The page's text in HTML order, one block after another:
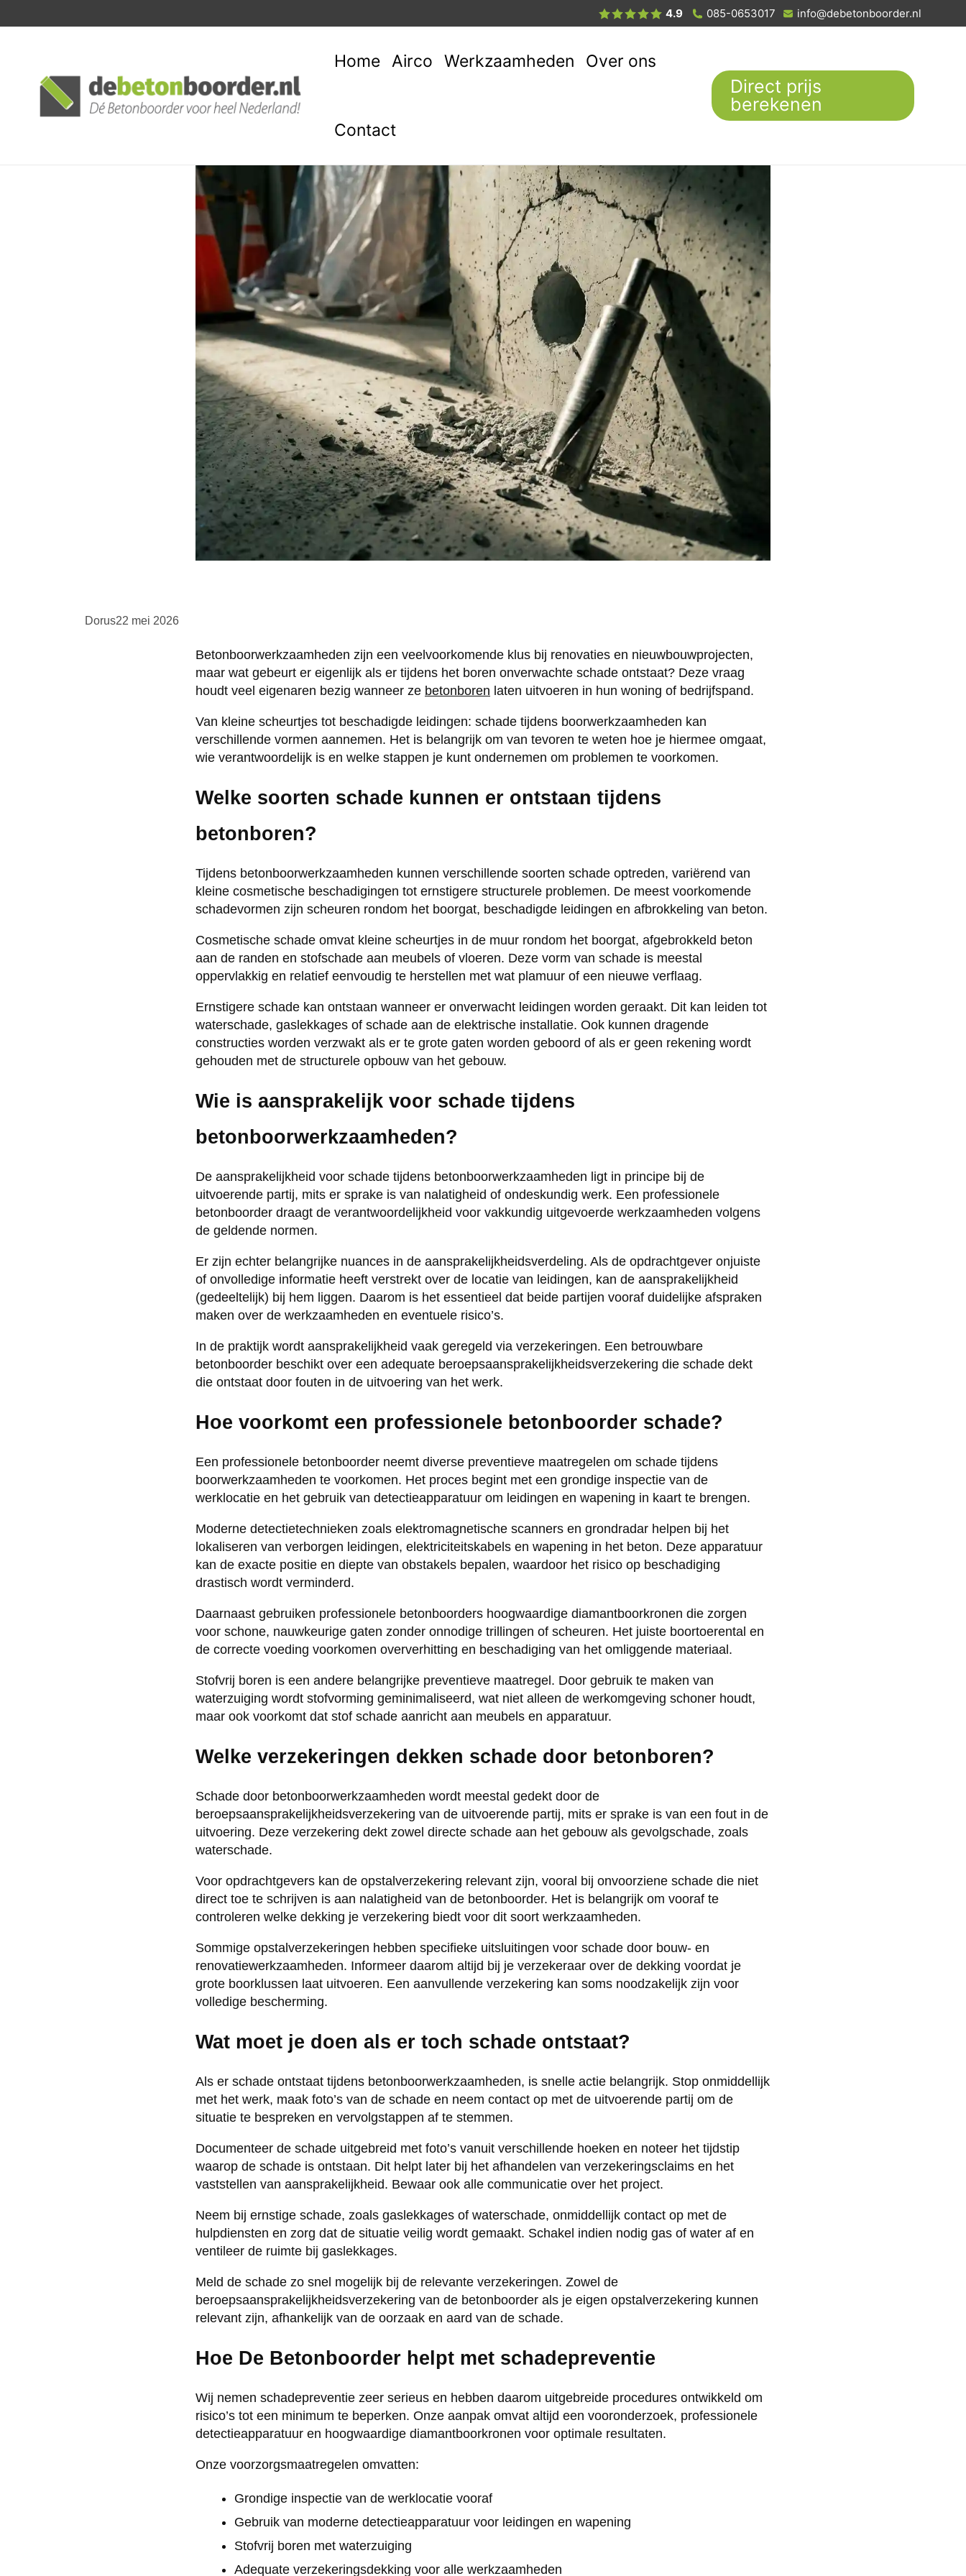
4.9 085-0653017 info@debetonboorder.nl
Home Airco Werkzaamheden Over ons
Contact
Direct prijs
berekenen
by:
Dorus22 mei 2026
Betonboorwerkzaamheden zijn een veelvoorkomende klus bij renovaties en nieuwbouwprojecten,
maar wat gebeurt er eigenlijk als er tijdens het boren onverwachte schade ontstaat? Deze vraag
houdt veel eigenaren bezig wanneer ze betonboren laten uitvoeren in hun woning of bedrijfspand.
Van kleine scheurtjes tot beschadigde leidingen: schade tijdens boorwerkzaamheden kan
verschillende vormen aannemen. Het is belangrijk om van tevoren te weten hoe je hiermee omgaat,
wie verantwoordelijk is en welke stappen je kunt ondernemen om problemen te voorkomen.
Welke soorten schade kunnen er ontstaan tijdens
betonboren?
Tijdens betonboorwerkzaamheden kunnen verschillende soorten schade optreden, variërend van
kleine cosmetische beschadigingen tot ernstigere structurele problemen. De meest voorkomende
schadevormen zijn scheuren rondom het boorgat, beschadigde leidingen en afbrokkeling van beton.
Cosmetische schade omvat kleine scheurtjes in de muur rondom het boorgat, afgebrokkeld beton
aan de randen en stofschade aan meubels of vloeren. Deze vorm van schade is meestal
oppervlakkig en relatief eenvoudig te herstellen met wat plamuur of een nieuwe verflaag.
Ernstigere schade kan ontstaan wanneer er onverwacht leidingen worden geraakt. Dit kan leiden tot
waterschade, gaslekkages of schade aan de elektrische installatie. Ook kunnen dragende
constructies worden verzwakt als er te grote gaten worden geboord of als er geen rekening wordt
gehouden met de structurele opbouw van het gebouw.
Wie is aansprakelijk voor schade tijdens
betonboorwerkzaamheden?
De aansprakelijkheid voor schade tijdens betonboorwerkzaamheden ligt in principe bij de
uitvoerende partij, mits er sprake is van nalatigheid of ondeskundig werk. Een professionele
betonboorder draagt de verantwoordelijkheid voor vakkundig uitgevoerde werkzaamheden volgens
de geldende normen.
Er zijn echter belangrijke nuances in de aansprakelijkheidsverdeling. Als de opdrachtgever onjuiste
of onvolledige informatie heeft verstrekt over de locatie van leidingen, kan de aansprakelijkheid
(gedeeltelijk) bij hem liggen. Daarom is het essentieel dat beide partijen vooraf duidelijke afspraken
maken over de werkzaamheden en eventuele risico’s.
In de praktijk wordt aansprakelijkheid vaak geregeld via verzekeringen. Een betrouwbare
betonboorder beschikt over een adequate beroepsaansprakelijkheidsverzekering die schade dekt
die ontstaat door fouten in de uitvoering van het werk.
Hoe voorkomt een professionele betonboorder schade?
Een professionele betonboorder neemt diverse preventieve maatregelen om schade tijdens
boorwerkzaamheden te voorkomen. Het proces begint met een grondige inspectie van de
werklocatie en het gebruik van detectieapparatuur om leidingen en wapening in kaart te brengen.
Moderne detectietechnieken zoals elektromagnetische scanners en grondradar helpen bij het
lokaliseren van verborgen leidingen, elektriciteitskabels en wapening in het beton. Deze apparatuur
kan de exacte positie en diepte van obstakels bepalen, waardoor het risico op beschadiging
drastisch wordt verminderd.
Daarnaast gebruiken professionele betonboorders hoogwaardige diamantboorkronen die zorgen
voor schone, nauwkeurige gaten zonder onnodige trillingen of scheuren. Het juiste boortoerental en
de correcte voeding voorkomen oververhitting en beschadiging van het omliggende materiaal.
Stofvrij boren is een andere belangrijke preventieve maatregel. Door gebruik te maken van
waterzuiging wordt stofvorming geminimaliseerd, wat niet alleen de werkomgeving schoner houdt,
maar ook voorkomt dat stof schade aanricht aan meubels en apparatuur.
Welke verzekeringen dekken schade door betonboren?
Schade door betonboorwerkzaamheden wordt meestal gedekt door de
beroepsaansprakelijkheidsverzekering van de uitvoerende partij, mits er sprake is van een fout in de
uitvoering. Deze verzekering dekt zowel directe schade aan het gebouw als gevolgschade, zoals
waterschade.
Voor opdrachtgevers kan de opstalverzekering relevant zijn, vooral bij onvoorziene schade die niet
direct toe te schrijven is aan nalatigheid van de betonboorder. Het is belangrijk om vooraf te
controleren welke dekking je verzekering biedt voor dit soort werkzaamheden.
Sommige opstalverzekeringen hebben specifieke uitsluitingen voor schade door bouw- en
renovatiewerkzaamheden. Informeer daarom altijd bij je verzekeraar over de dekking voordat je
grote boorklussen laat uitvoeren. Een aanvullende verzekering kan soms noodzakelijk zijn voor
volledige bescherming.
Wat moet je doen als er toch schade ontstaat?
Als er schade ontstaat tijdens betonboorwerkzaamheden, is snelle actie belangrijk. Stop onmiddellijk
met het werk, maak foto’s van de schade en neem contact op met de uitvoerende partij om de
situatie te bespreken en vervolgstappen af te stemmen.
Documenteer de schade uitgebreid met foto’s vanuit verschillende hoeken en noteer het tijdstip
waarop de schade is ontstaan. Dit helpt later bij het afhandelen van verzekeringsclaims en het
vaststellen van aansprakelijkheid. Bewaar ook alle communicatie over het project.
Neem bij ernstige schade, zoals gaslekkages of waterschade, onmiddellijk contact op met de
hulpdiensten en zorg dat de situatie veilig wordt gemaakt. Schakel indien nodig gas of water af en
ventileer de ruimte bij gaslekkages.
Meld de schade zo snel mogelijk bij de relevante verzekeringen. Zowel de
beroepsaansprakelijkheidsverzekering van de betonboorder als je eigen opstalverzekering kunnen
relevant zijn, afhankelijk van de oorzaak en aard van de schade.
Hoe De Betonboorder helpt met schadepreventie
Wij nemen schadepreventie zeer serieus en hebben daarom uitgebreide procedures ontwikkeld om
risico’s tot een minimum te beperken. Onze aanpak omvat altijd een vooronderzoek, professionele
detectieapparatuur en hoogwaardige diamantboorkronen voor optimale resultaten.
Onze voorzorgsmaatregelen omvatten:
Grondige inspectie van de werklocatie vooraf
Gebruik van moderne detectieapparatuur voor leidingen en wapening
Stofvrij boren met waterzuiging
Adequate verzekeringsdekking voor alle werkzaamheden